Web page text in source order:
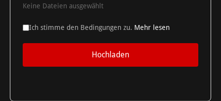
Keine Dateien ausgewählt
Ich stimme den Bedingungen zu. Mehr lesen
Hochladen